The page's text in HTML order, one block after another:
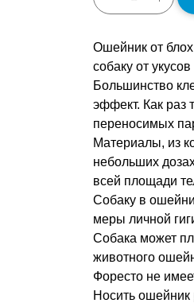
Ошейник от
собаку от
Большинство
эффект. Как раз
переносимых
Материалы, из
небольших
всей площади
Собаку в
меры личной
Собака может
животного
Форесто не
Носить ошейник